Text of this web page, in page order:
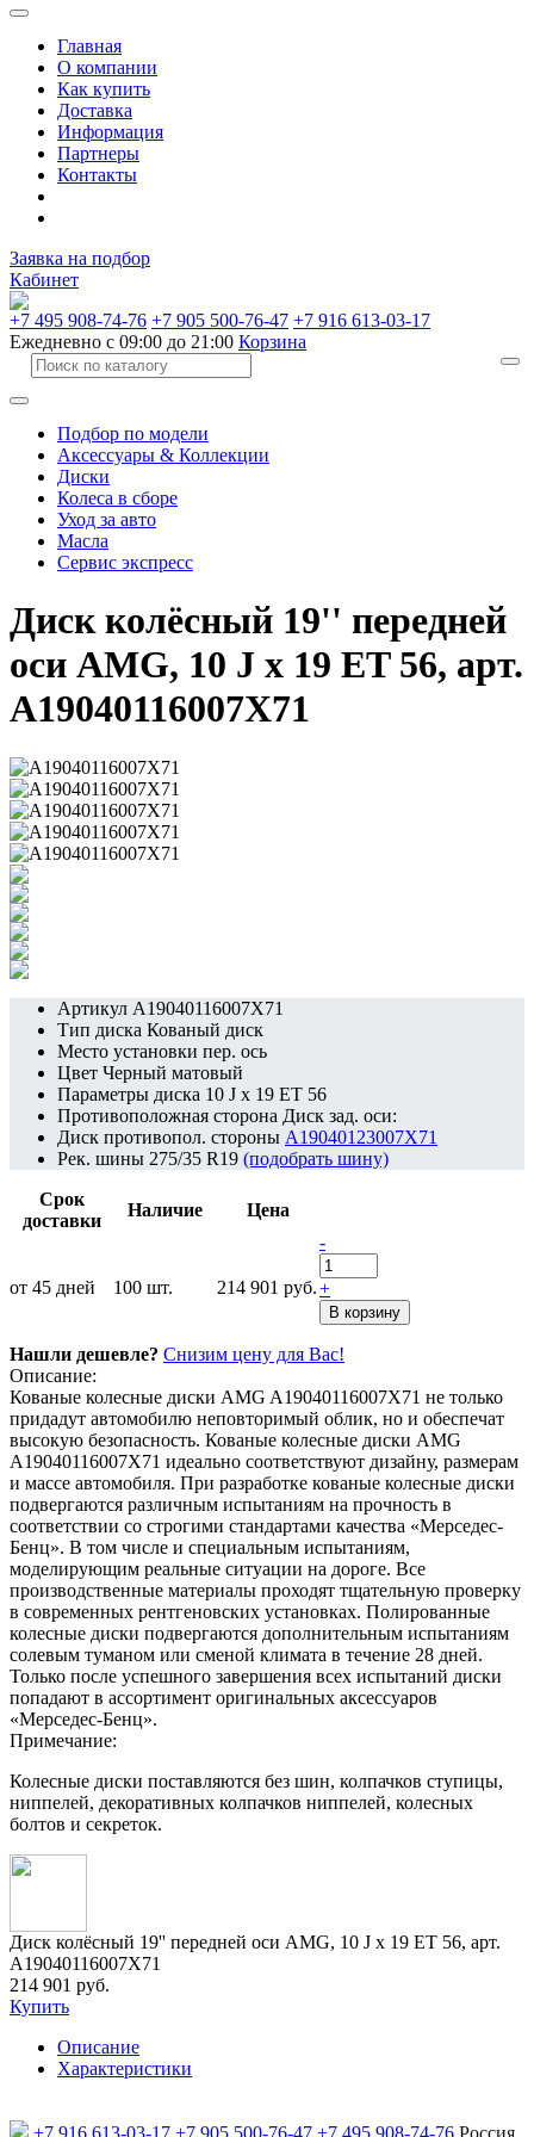
Главная
О компании
Как купить
Доставка
Информация
Партнеры
Контакты
Заявка на подбор
Кабинет
+7 495 908-74-76 +7 905 500-76-47 +7 916 613-03-17
Ежедневно с 09:00 до 21:00 Корзина
Подбор по модели
Аксессуары & Коллекции
Диски
Колеса в сборе
Уход за авто
Масла
Сервис экспресс
Диск колёсный 19'' передней
оси AMG, 10 J x 19 ET 56, арт.
A19040116007X71
Артикул A19040116007X71
Тип диска Кованый диск
Место установки пер. ось
Цвет Черный матовый
Параметры диска 10 J x 19 ET 56
Противоположная сторона Диск зад. оси:
Диск противопол. стороны A19040123007X71
Рек. шины 275/35 R19 (подобрать шину)
Срок
доставки
Наличие Цена
от 45 дней 100 шт. 214 901 руб.
-
+
В корзину
Нашли дешевле? Снизим цену для Вас!
Описание:
Кованые колесные диски AMG A19040116007X71 не только
придадут автомобилю неповторимый облик, но и обеспечат
высокую безопасность. Кованые колесные диски AMG
A19040116007X71 идеально соответствуют дизайну, размерам
и массе автомобиля. При разработке кованые колесные диски
подвергаются различным испытаниям на прочность в
соответствии со строгими стандартами качества «Мерседес-
Бенц». В том числе и специальным испытаниям,
моделирующим реальные ситуации на дороге. Все
производственные материалы проходят тщательную проверку
в современных рентгеновских установках. Полированные
колесные диски подвергаются дополнительным испытаниям
солевым туманом или сменой климата в течение 28 дней.
Только после успешного завершения всех испытаний диски
попадают в ассортимент оригинальных аксессуаров
«Мерседес-Бенц».
Примечание:
Колесные диски поставляются без шин, колпачков ступицы,
ниппелей, декоративных колпачков ниппелей, колесных
болтов и секреток.
Диск колёсный 19'' передней оси AMG, 10 J x 19 ET 56, арт.
A19040116007X71
214 901 руб.
Купить
Описание
Характеристики
+7 916 613-03-17 +7 905 500-76-47 +7 495 908-74-76 Россия,